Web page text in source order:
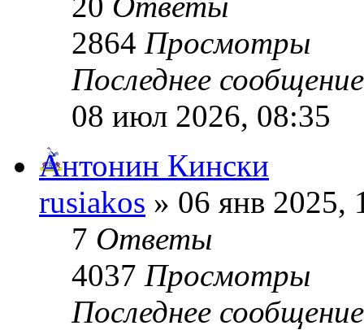
2864 Просмотры
Последнее
08 июл 2026, 08:35
Антонин Кински
rusiakos » 06 янв 2025,
7 Ответы
4037 Просмотры
Последнее